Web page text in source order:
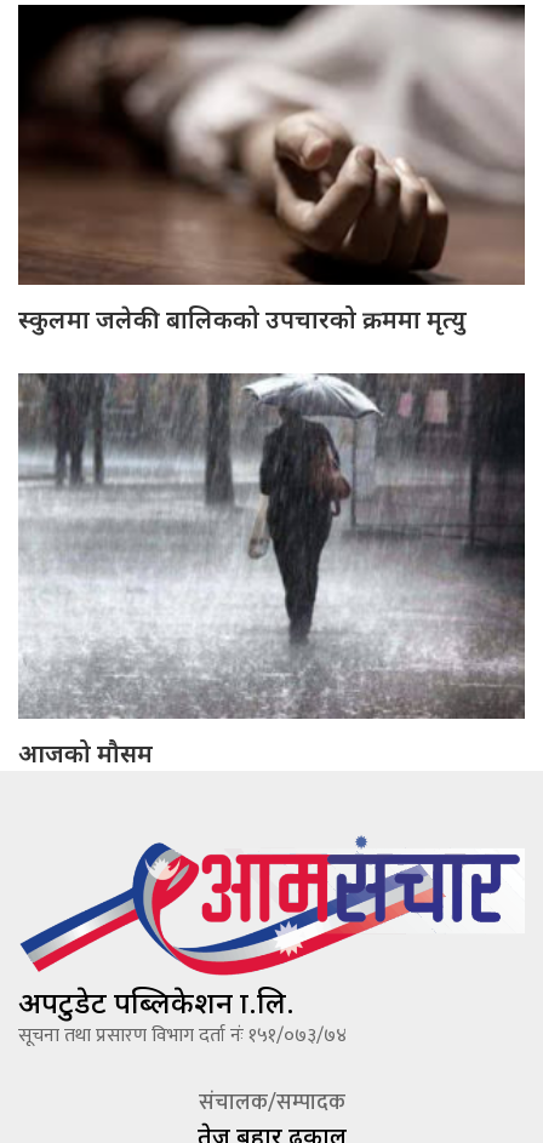
स्कुलमा जलेकी बालिकको उपचारको क्रममा मृत्यु
आजको मौसम
अपटुडेट पब्लिकेशन प्रा.लि.
सूचना तथा प्रसारण विभाग दर्ता नंः १५१/०७३/७४
संचालक/सम्पादक
तेज बहादूर ढकाल